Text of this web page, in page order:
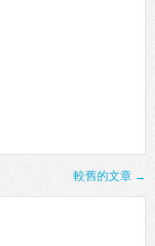
較舊的文章 →